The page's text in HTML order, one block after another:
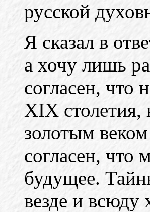
русской
Я сказал в
а хочу лишь
согласен, что
XIX столетия,
золотым
согласен, что
будущее.
везде и